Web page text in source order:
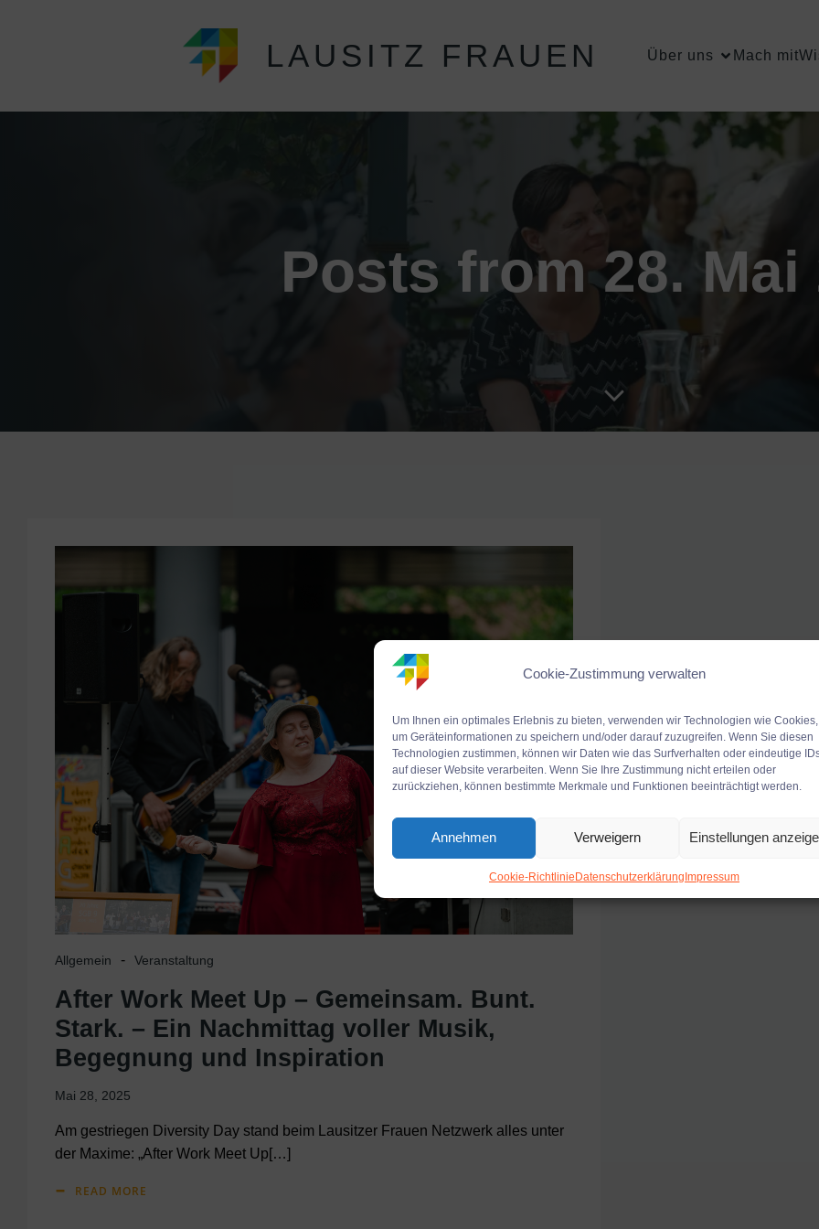
Cookie-Zustimmung verwalten
Um Ihnen ein optimales Erlebnis zu bieten, verwenden wir Technologien wie Cookies,
um Geräteinformationen zu speichern und/oder darauf zuzugreifen. Wenn Sie diesen
Technologien zustimmen, können wir Daten wie das Surfverhalten oder eindeutige
auf dieser Website verarbeiten. Wenn Sie Ihre Zustimmung nicht erteilen oder
zurückziehen, können bestimmte Merkmale und Funktionen beeinträchtigt werden.
Annehmen Verweigern Einstellungen
Cookie-RichtlinieDatenschutzerklärungImpressum
LAUSITZ FRAUEN Über uns Mach mit
Posts from 28. Mai
Allgemein - Veranstaltung
After Work Meet Up – Gemeinsam. Bunt.
Stark. – Ein Nachmittag voller Musik,
Begegnung und Inspiration
Mai 28, 2025
Am gestriegen Diversity Day stand beim Lausitzer Frauen Netzwerk alles unter
der Maxime: „After Work Meet Up[…]
READ MORE